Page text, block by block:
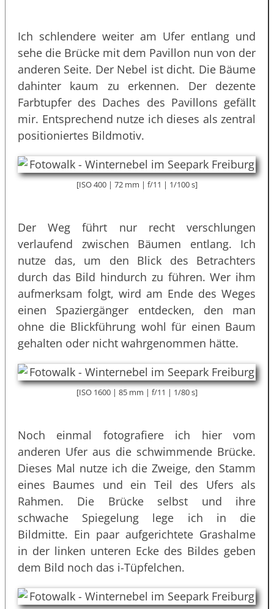
Ich schlendere weiter am Ufer entlang und
sehe die Brücke mit dem Pavillon nun von der
anderen Seite. Der Nebel ist dicht. Die Bäume
dahinter kaum zu erkennen. Der dezente
Farbtupfer des Daches des Pavillons gefällt
mir. Entsprechend nutze ich dieses als zentral
positioniertes Bildmotiv.
[ISO 400 | 72 mm | f/11 | 1/100 s]
Der Weg führt nur recht verschlungen
verlaufend zwischen Bäumen entlang. Ich
nutze das, um den Blick des Betrachters
durch das Bild hindurch zu führen. Wer ihm
aufmerksam folgt, wird am Ende des Weges
einen Spaziergänger entdecken, den man
ohne die Blickführung wohl für einen Baum
gehalten oder nicht wahrgenommen hätte.
[ISO 1600 | 85 mm | f/11 | 1/80 s]
Noch einmal fotografiere ich hier vom
anderen Ufer aus die schwimmende Brücke.
Dieses Mal nutze ich die Zweige, den Stamm
eines Baumes und ein Teil des Ufers als
Rahmen. Die Brücke selbst und ihre
schwache Spiegelung lege ich in die
Bildmitte. Ein paar aufgerichtete Grashalme
in der linken unteren Ecke des Bildes geben
dem Bild noch das i-Tüpfelchen.